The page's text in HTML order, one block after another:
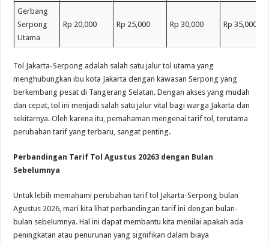
Gerbang
Serpong
Utama
Rp 20,000 Rp 25,000 Rp 30,000 Rp 35,000
Tol Jakarta-Serpong adalah salah satu jalur tol utama yang
menghubungkan ibu kota Jakarta dengan kawasan Serpong yang
berkembang pesat di Tangerang Selatan. Dengan akses yang mudah
dan cepat, tol ini menjadi salah satu jalur vital bagi warga Jakarta dan
sekitarnya. Oleh karena itu, pemahaman mengenai tarif tol, terutama
perubahan tarif yang terbaru, sangat penting.
Perbandingan Tarif Tol Agustus 20263 dengan Bulan
Sebelumnya
Untuk lebih memahami perubahan tarif tol Jakarta-Serpong bulan
Agustus 2026, mari kita lihat perbandingan tarif ini dengan bulan-
bulan sebelumnya. Hal ini dapat membantu kita menilai apakah ada
peningkatan atau penurunan yang signifikan dalam biaya